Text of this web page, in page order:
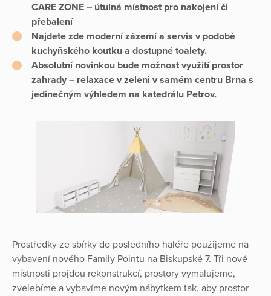
CARE ZONE – útulná místnost pro nakojení či
přebalení
Najdete zde moderní zázemí a servis v podobě
kuchyňského koutku a dostupné toalety.
Absolutní novinkou bude možnost využití prostor
zahrady – relaxace v zeleni v samém centru Brna s
jedinečným výhledem na katedrálu Petrov.
Prostředky ze sbírky do posledního haléře použijeme na
vybavení nového Family Pointu na Biskupské 7. Tři nové
místnosti projdou rekonstrukcí, prostory vymalujeme,
zvelebíme a vybavíme novým nábytkem tak, aby prostor